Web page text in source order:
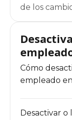
de los
Cómo
empleado
Desactivar o